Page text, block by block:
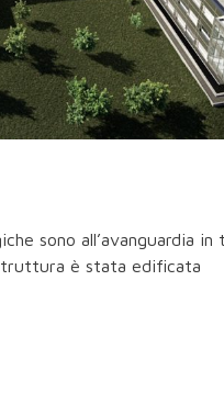
sono all’avanguardia in
è stata edificata